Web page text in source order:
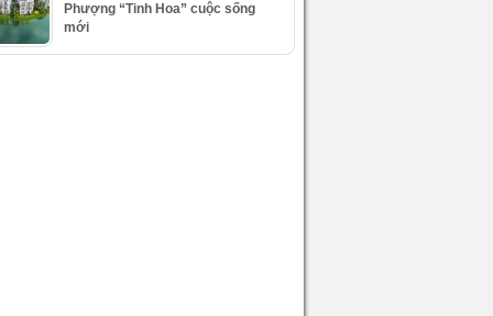
Phượng “Tinh Hoa” cuộc sống
mới